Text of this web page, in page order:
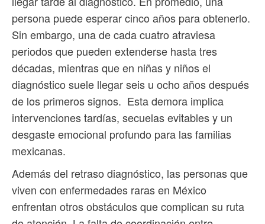
persona puede esperar cinco años para obtenerlo.
Sin embargo, una de cada cuatro atraviesa
periodos que pueden extenderse hasta tres
décadas, mientras que en niñas y niños el
diagnóstico suele llegar seis u ocho años después
de los primeros signos. Esta demora implica
intervenciones tardías, secuelas evitables y un
desgaste emocional profundo para las familias
mexicanas.
Además del retraso diagnóstico, las personas que
viven con enfermedades raras en México
enfrentan otros obstáculos que complican su ruta